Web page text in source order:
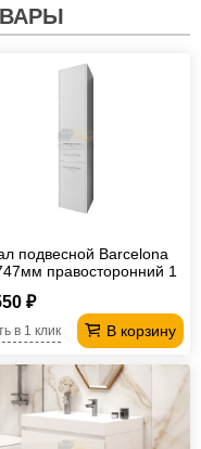
подвесной Barcelona
правосторонний 1
₽
В корзину
в 1 клик